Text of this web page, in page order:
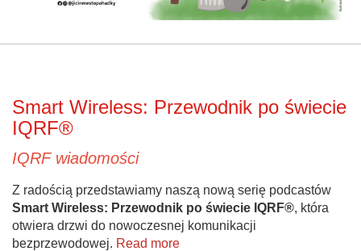
Smart Wireless: Przewodnik po świecie
IQRF®
IQRF wiadomości
Z radością przedstawiamy naszą nową serię podcastów
Smart Wireless: Przewodnik po świecie IQRF®, która
otwiera drzwi do nowoczesnej komunikacji
bezprzewodowej. Read more